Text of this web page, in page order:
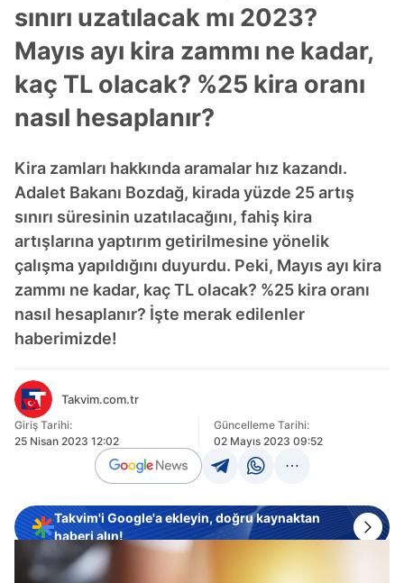
sınırı uzatılacak mı 2023?
Mayıs ayı kira zammı ne kadar,
kaç TL olacak? %25 kira oranı
nasıl hesaplanır?
Kira zamları hakkında aramalar hız kazandı.
Adalet Bakanı Bozdağ, kirada yüzde 25 artış
sınırı süresinin uzatılacağını, fahiş kira
artışlarına yaptırım getirilmesine yönelik
çalışma yapıldığını duyurdu. Peki, Mayıs ayı kira
zammı ne kadar, kaç TL olacak? %25 kira oranı
nasıl hesaplanır? İşte merak edilenler
haberimizde!
Takvim.com.tr
Giriş Tarihi:
25 Nisan 2023 12:02
Güncelleme Tarihi:
02 Mayıs 2023 09:52
Takvim'i Google'a ekleyin, doğru kaynaktan
haberi alın!